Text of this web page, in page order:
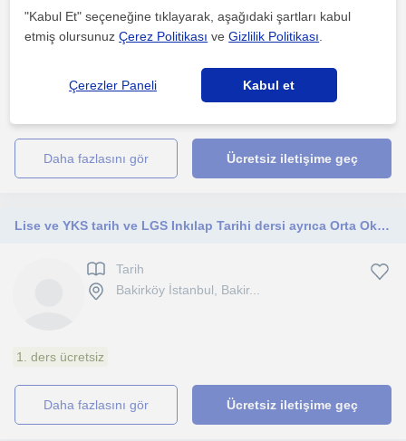
giriyorum.Öncelikli amacim dersi ögrenciye sevdirmek ondan ...
daha fazlasını gör Ücretsiz iletişime geç
Lise ve YKS tarih ve LGS Inkılap Tarihi dersi ayrıca Orta Okul Sosya Bilgiler dersi verilir
Tarih
Bakirköy İstanbul, Bakir...
1. ders ücretsiz
daha fazlasını gör Ücretsiz iletişime geç
"Kabul Et" seçeneğine tıklayarak, aşağıdaki şartları kabul
etmiş olursunuzÇerez Politikası veGizlilik Politikası
Çerezler Paneli Kabul et